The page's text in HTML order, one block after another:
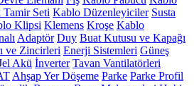
Seti Kablo Düzenleyiciler Susta
Klipsi Klemens Kroşe Kablo
Adaptör Duy Buat Kutusu ve Kapağı
ve Zincirleri Enerji Sistemleri Güneş
Akü İnverter Tavan Vantilatörleri
Ahşap Yer Döşeme Parke Parke Profil